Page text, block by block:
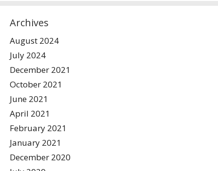
Archives
August 2024
July 2024
December 2021
October 2021
June 2021
April 2021
February 2021
January 2021
December 2020